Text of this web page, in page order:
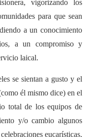
vigorizando los
para que sean
a un conocimiento
a un compromiso y
laical.
se sientan a gusto y el
él mismo dice) en el
total de los equipos de
y/o cambio algunos
eucarísticas,